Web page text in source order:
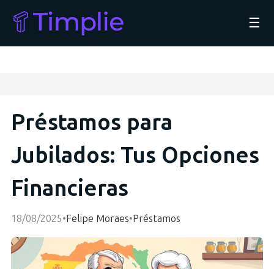
☰
Préstamos para
Jubilados: Tus Opciones
Financieras
18/08/2025•Felipe Moraes•Préstamos